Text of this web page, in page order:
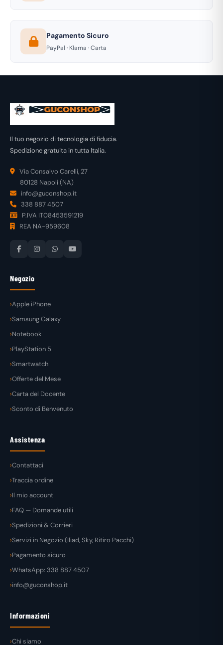
Pagamento Sicuro
PayPal · Klarna · Carta
Il tuo negozio di tecnologia di fiducia.
Spedizione gratuita in tutta Italia.
Via Consalvo Carelli, 27
80128 Napoli (NA)
info@guconshop.it
338 887 4507
P.IVA IT08453591219
REA NA-959608
Negozio
Apple iPhone
Samsung Galaxy
Notebook
PlayStation 5
Smartwatch
Offerte del Mese
Carta del Docente
Sconto di Benvenuto
Assistenza
Contattaci
Traccia ordine
Il mio account
FAQ — Domande utili
Spedizioni & Corrieri
Servizi in Negozio (Iliad, Sky, Ritiro Pacchi)
Pagamento sicuro
WhatsApp: 338 887 4507
info@guconshop.it
Informazioni
Chi siamo